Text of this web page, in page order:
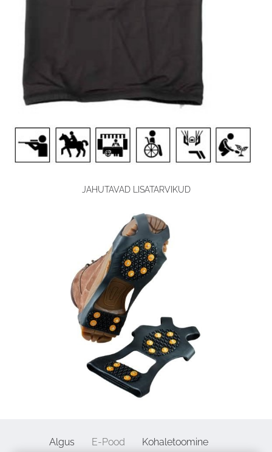
JAHUTAVAD LISATARVIKUD
Algus E-Pood Kohaletoomine